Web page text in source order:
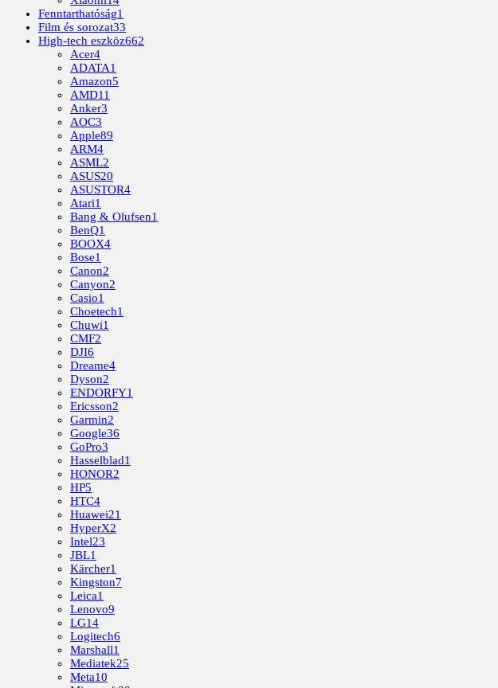
Fenntarthatóság1
Film és sorozat33
High-tech eszköz662
Acer4
ADATA1
Amazon5
AMD11
Anker3
AOC3
Apple89
ARM4
ASML2
ASUS20
ASUSTOR4
Atari1
Bang & Olufsen1
BenQ1
BOOX4
Bose1
Canon2
Canyon2
Casio1
Choetech1
Chuwi1
CMF2
DJI6
Dreame4
Dyson2
ENDORFY1
Ericsson2
Garmin2
Google36
GoPro3
Hasselblad1
HONOR2
HP5
HTC4
Huawei21
HyperX2
Intel23
JBL1
Kärcher1
Kingston7
Leica1
Lenovo9
LG14
Logitech6
Marshall1
Mediatek25
Meta10